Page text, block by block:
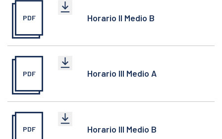
PDF Horario II Medio B
PDF Horario III Medio A
PDF Horario III Medio B